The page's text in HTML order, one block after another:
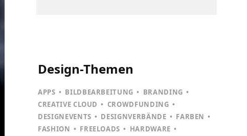
Design-Themen
APPS BILDBEARBEITUNG
BRANDING
CREATIVE CLOUD
CROWDFUNDING
DESIGNEVENTS
DESIGNVERBÄNDE
FARBEN
FASHION
FREELOADS
HARDWARE